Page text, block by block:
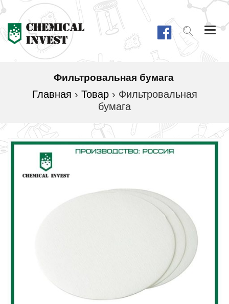
Фильтровальная бумага
Главная › Товар › Фильтровальная
бумага